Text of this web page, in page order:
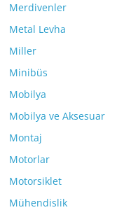
Merdivenler
Metal Levha
Miller
Minibüs
Mobilya
Mobilya ve Aksesuar
Montaj
Motorlar
Motorsiklet
Mühendislik